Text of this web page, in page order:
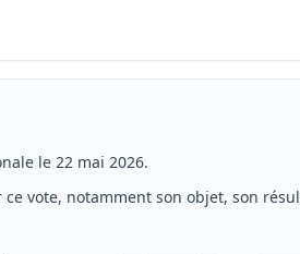
le 22 mai 2026.
vote, notamment son objet, son